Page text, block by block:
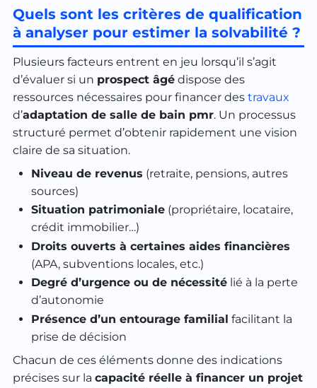
Quels sont les critères de qualification
à analyser pour estimer la solvabilité ?
Plusieurs facteurs entrent en jeu lorsqu’il s’agit
d’évaluer si un prospect âgédispose des
ressources nécessaires pour financer des travaux
d’adaptation de salle de bain pmr. Un processus
structuré permet d’obtenir rapidement une vision
claire de sa situation.
Niveau de revenus (retraite, pensions, autres
sources)
Situation patrimoniale(propriétaire, locataire,
crédit immobilier…)
Droits ouverts à certaines aides financières
(APA, subventions locales, etc.)
Degré d’urgence ou de nécessitélié à la perte
d’autonomie
Présence d’un entourage familial facilitant la
prise de décision
Chacun de ces éléments donne des indications
précises sur la capacité réelle à financer un projet